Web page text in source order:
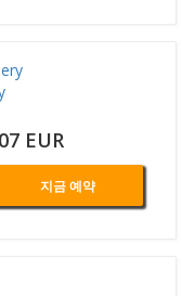
EUR
지금 예약